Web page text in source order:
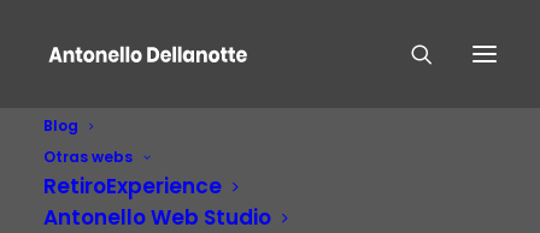
Blog
Otras webs
RetiroExperience
Antonello Web Studio